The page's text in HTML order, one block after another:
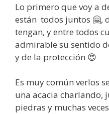
Lo primero que voy a
están todos juntos 🤗,
tengan, y entre todos
admirable su sentido
y de la protección 😍
Es muy común verlos
una acacia charlando,
piedras y muchas